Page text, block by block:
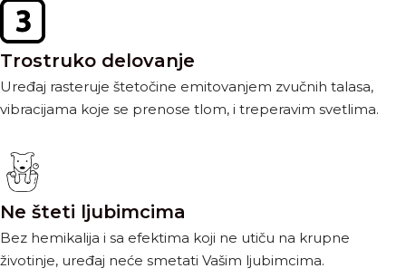
Trostruko delovanje
Uređaj rasteruje štetočine emitovanjem zvučnih talasa,
vibracijama koje se prenose tlom, i treperavim svetlima.
Ne šteti ljubimcima
Bez hemikalija i sa efektima koji ne utiču na krupne
životinje, uređaj neće smetati Vašim ljubimcima.